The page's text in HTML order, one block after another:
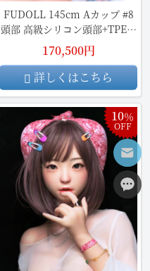
FUDOLL 145cm Aカップ #8
頭部 高級シリコン頭部+TPE材
質ボディ
170,500円
詳しくはこちら
10％
OFF